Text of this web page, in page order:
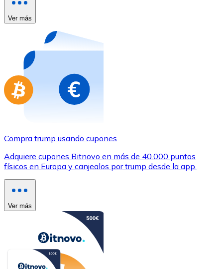
Compra tarjetas regalo de tus marcas favoritas con
Ir a la tienda de tarjetas regalo
Ver más
Compra trump usando cupones
Adquiere cupones Bitnovo en más de 40.000 puntos
físicos en Europa y canjealos por trump desde la app.
Ver más